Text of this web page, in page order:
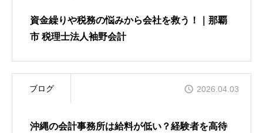
資金繰りや税務の悩みから会社を救う！｜那覇
市 税理士法人袖野会計
ブログ 2026.04.03
沖縄の会計事務所は給料が低い？経験者を高待